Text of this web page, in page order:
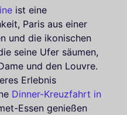
ist eine
Paris aus einer
und die ikonischen
seine Ufer säumen,
und den Louvre.
Erlebnis
Dinner-Kreuzfahrt in
Essen genießen